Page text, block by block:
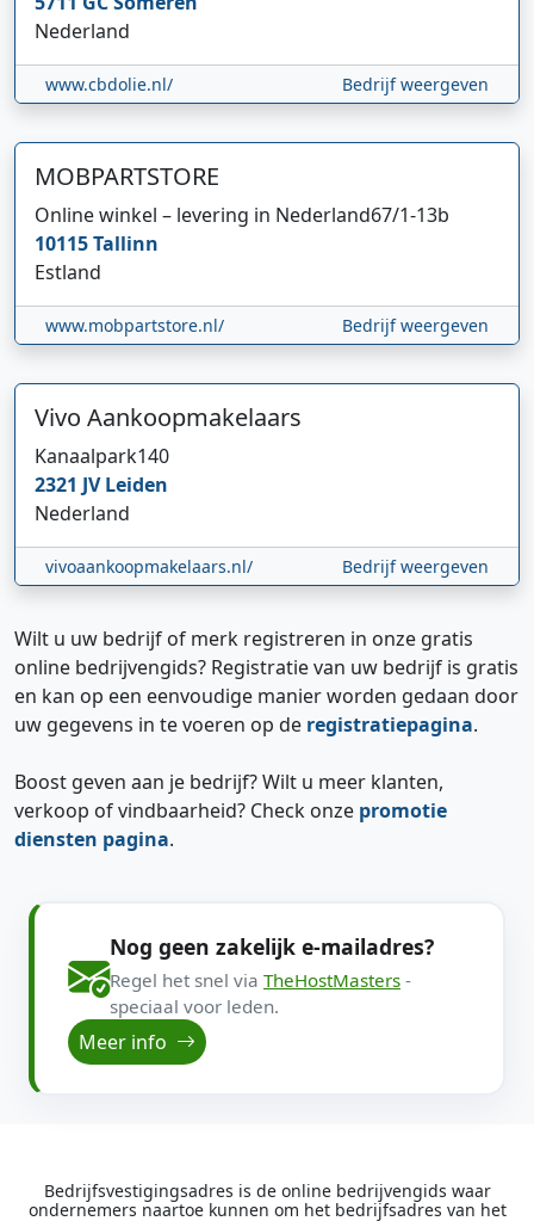
Nederland
www.cbdolie.nl/ Bedrijf weergeven
MOBPARTSTORE
Online winkel – levering in Nederland67/1-13b
10115Tallinn
Estland
www.mobpartstore.nl/ Bedrijf weergeven
Vivo Aankoopmakelaars
Kanaalpark140
2321 JVLeiden
Nederland
vivoaankoopmakelaars.nl/ Bedrijf weergeven
Wilt u uw bedrijf of merk registreren in onze gratis
online bedrijvengids? Registratie van uw bedrijf is gratis
en kan op een eenvoudige manier worden gedaan door
uw gegevens in te voeren op de registratiepagina.
Boost geven aan je bedrijf? Wilt u meer klanten,
verkoop of vindbaarheid? Check onze promotie
diensten pagina.
Nog geen zakelijk e-mailadres?
Regel het snel via TheHostMasters -
speciaal voor leden.
Meer info
Bedrijfsvestigingsadres is de online bedrijvengids waar
ondernemers naartoe kunnen om het bedrijfsadres van het